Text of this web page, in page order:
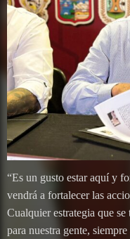
“Es un gusto estar aquí y
vendrá a fortalecer las
Cualquier estrategia que
para nuestra gente,